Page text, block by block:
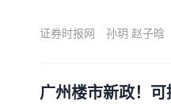
证券时报网 孙玥 赵子晗
广州楼市新政！